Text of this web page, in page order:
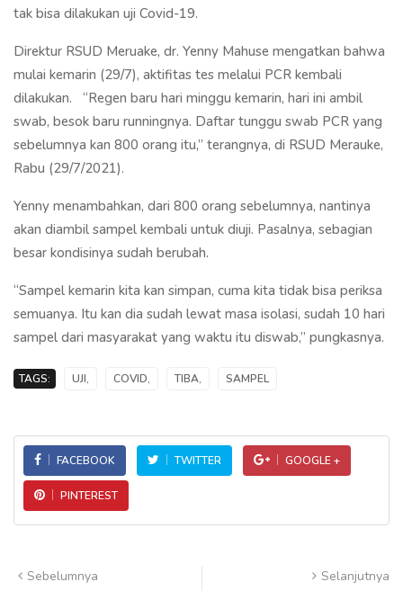
tak bisa dilakukan uji Covid-19.
Direktur RSUD Meruake, dr. Yenny Mahuse mengatkan bahwa
mulai kemarin (29/7), aktifitas tes melalui PCR kembali
dilakukan. “Regen baru hari minggu kemarin, hari ini ambil
swab, besok baru runningnya. Daftar tunggu swab PCR yang
sebelumnya kan 800 orang itu,” terangnya, di RSUD Merauke,
Rabu (29/7/2021).
Yenny menambahkan, dari 800 orang sebelumnya, nantinya
akan diambil sampel kembali untuk diuji. Pasalnya, sebagian
besar kondisinya sudah berubah.
“Sampel kemarin kita kan simpan, cuma kita tidak bisa periksa
semuanya. Itu kan dia sudah lewat masa isolasi, sudah 10 hari
sampel dari masyarakat yang waktu itu diswab,” pungkasnya.
TAGS: UJI, COVID, TIBA, SAMPEL
FACEBOOK TWITTER GOOGLE +
PINTEREST
Sebelumnya Selanjutnya